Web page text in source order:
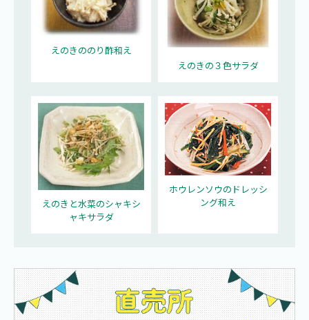
えのきののり酢和え
えのきの３色サラダ
えのきと水菜のシャキシ
ャキサラダ
ホウレンソウのドレッシ
ング和え